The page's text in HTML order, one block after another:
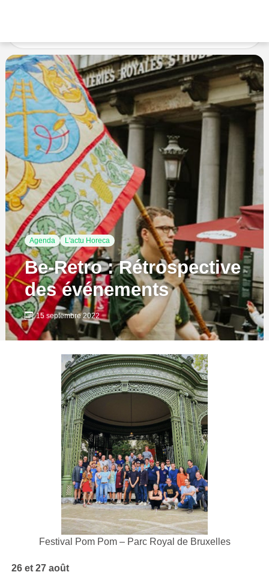
Agenda L'actu Horeca
Be-Retro : Rétrospective
des événements
15 septembre 2022
26 et 27 août
Festival Pom Pom – Parc Royal de Bruxelles